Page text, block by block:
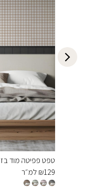
טפט פפיטה מוד בז
₪129 למ״ר